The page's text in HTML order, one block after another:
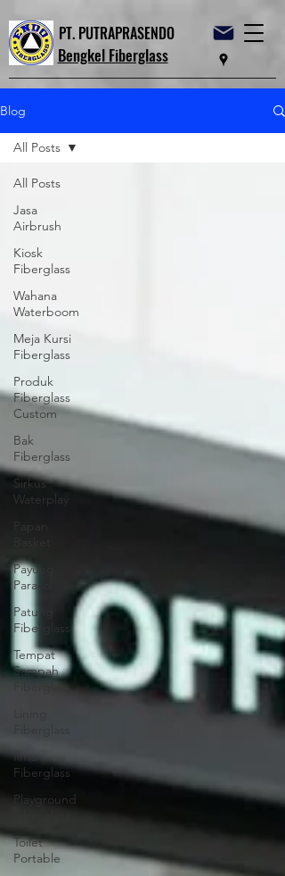
PT. PUTRAPRASENDO
Bengkel Fiberglass
Blog
All Posts
Jasa
Airbrush
Kiosk
Fiberglass
Wahana
Waterboom
Meja Kursi
Fiberglass
Produk
Fiberglass
Custom
Bak
Fiberglass
Sirkus
Waterplay
Papan
Payung
Parasol
Patung
Fiberglass
Tempat
Sampah
Fiberglass
Ilmu
Fiberglass
Playground
Toilet
Portable
All Posts